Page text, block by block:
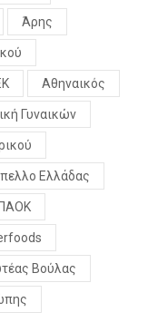
Άρης
Αθηναικός
Γυναικών
Ελλάδας
ΠΑΟΚ
Βούλας